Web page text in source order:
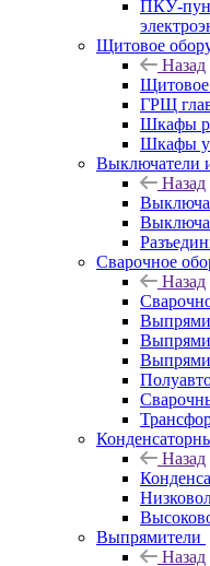
ПКУ-
Щитовое
Назад
ГРЩ
Шкафы
Шкафы
Выключатели
Назад
Сварочное
Назад
Назад
Выпрямители
Назад